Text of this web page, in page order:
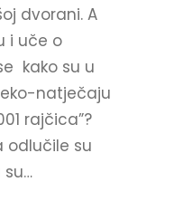
dvorani. A
i uče o
kako su u
natječaju
rajčica”?
odlučile su
su…